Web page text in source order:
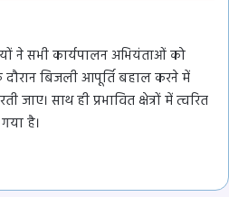
ने सभी कार्यपालन अभियंताओं को
बिजली आपूर्ति बहाल करने में
जाए। साथ ही प्रभावित क्षेत्रों में त्वरित
है।